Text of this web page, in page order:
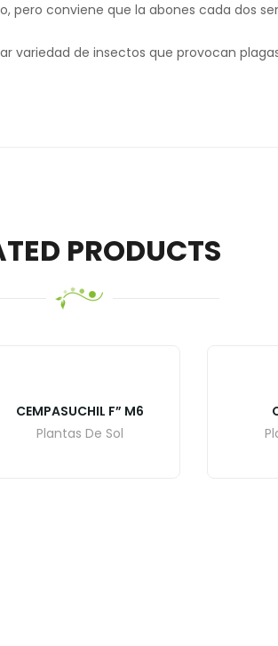
pero conviene que la abones cada dos
variedad de insectos que provocan
PRODUCTS
CEMPASUCHIL F” M6
Plantas De Sol